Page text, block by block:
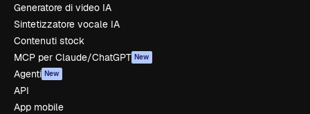
Generatore di video IA
Sintetizzatore vocale IA
Contenuti stock
MCP per Claude/ChatGPT New
Agenti New
API
App mobile